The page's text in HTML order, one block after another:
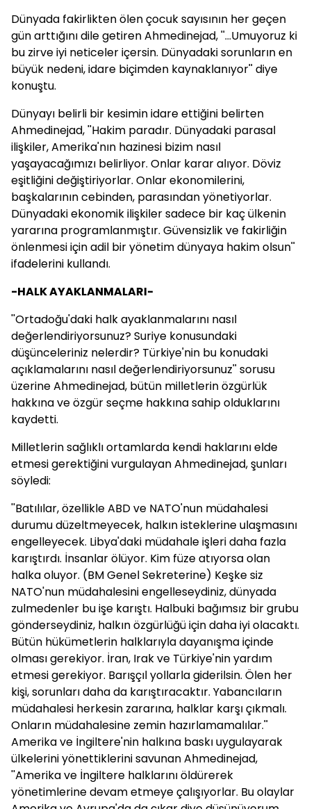
Dünyada fakirlikten ölen çocuk sayısının her geçen
gün arttığını dile getiren Ahmedinejad, ''...Umuyoruz ki
bu zirve iyi neticeler içersin. Dünyadaki sorunların en
büyük nedeni, idare biçimden kaynaklanıyor'' diye
konuştu.
Dünyayı belirli bir kesimin idare ettiğini belirten
Ahmedinejad, ''Hakim paradır. Dünyadaki parasal
ilişkiler, Amerika'nın hazinesi bizim nasıl
yaşayacağımızı belirliyor. Onlar karar alıyor. Döviz
eşitliğini değiştiriyorlar. Onlar ekonomilerini,
başkalarının cebinden, parasından yönetiyorlar.
Dünyadaki ekonomik ilişkiler sadece bir kaç ülkenin
yararına programlanmıştır. Güvensizlik ve fakirliğin
önlenmesi için adil bir yönetim dünyaya hakim olsun''
ifadelerini kullandı.
-HALK AYAKLANMALARI-
''Ortadoğu'daki halk ayaklanmalarını nasıl
değerlendiriyorsunuz? Suriye konusundaki
düşünceleriniz nelerdir? Türkiye'nin bu konudaki
açıklamalarını nasıl değerlendiriyorsunuz'' sorusu
üzerine Ahmedinejad, bütün milletlerin özgürlük
hakkına ve özgür seçme hakkına sahip olduklarını
kaydetti.
Milletlerin sağlıklı ortamlarda kendi haklarını elde
etmesi gerektiğini vurgulayan Ahmedinejad, şunları
söyledi:
''Batılılar, özellikle ABD ve NATO'nun müdahalesi
durumu düzeltmeyecek, halkın isteklerine ulaşmasını
engelleyecek. Libya'daki müdahale işleri daha fazla
karıştırdı. İnsanlar ölüyor. Kim füze atıyorsa olan
halka oluyor. (BM Genel Sekreterine) Keşke siz
NATO'nun müdahalesini engelleseydiniz, dünyada
zulmedenler bu işe karıştı. Halbuki bağımsız bir grubu
gönderseydiniz, halkın özgürlüğü için daha iyi olacaktı.
Bütün hükümetlerin halklarıyla dayanışma içinde
olması gerekiyor. İran, Irak ve Türkiye'nin yardım
etmesi gerekiyor. Barışçıl yollarla giderilsin. Ölen her
kişi, sorunları daha da karıştıracaktır. Yabancıların
müdahalesi herkesin zararına, halklar karşı çıkmalı.
Onların müdahalesine zemin hazırlamamalılar.''
Amerika ve İngiltere'nin halkına baskı uygulayarak
ülkelerini yönettiklerini savunan Ahmedinejad,
''Amerika ve İngiltere halklarını öldürerek
yönetimlerine devam etmeye çalışıyorlar. Bu olaylar